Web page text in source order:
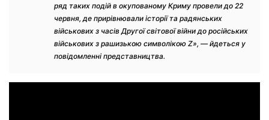
ряд таких подій в окупованому Криму провели до 22
червня, де прирівнювали історії та радянських
військових з часів Другої світової війни до російських
військових з рашизькою символікою Z», — йдеться у
повідомленні представництва.